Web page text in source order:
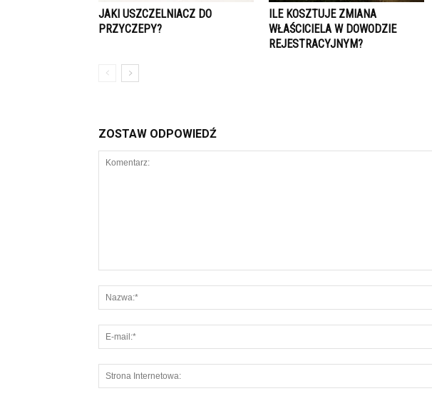
JAKI USZCZELNIACZ DO
PRZYCZEPY?
ILE KOSZTUJE ZMIANA
WŁAŚCICIELA W DOWODZIE
REJESTRACYJNYM?
ZOSTAW ODPOWIEDŹ